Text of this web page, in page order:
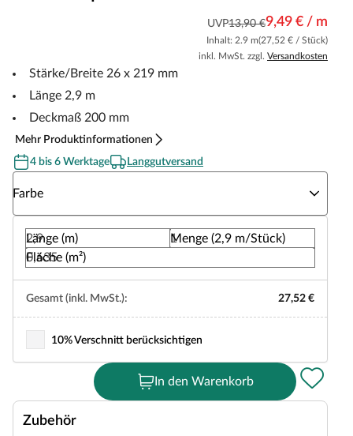
UVP13,90 €9,49 € / m
Inhalt: 2.9 m(27,52 € / Stück)
inkl. MwSt. zzgl. Versandkosten
Stärke/Breite 26 x 219 mm
Länge 2,9 m
Deckmaß 200 mm
Mehr Produktinformationen
4 bis 6 Werktage
Langgutversand
Farbe
Länge (m)
Menge (2,9 m/Stück)
Fläche (m²)
Gesamt (inkl. MwSt.): 27,52 €
10% Verschnitt berücksichtigen
In den Warenkorb
Zubehör